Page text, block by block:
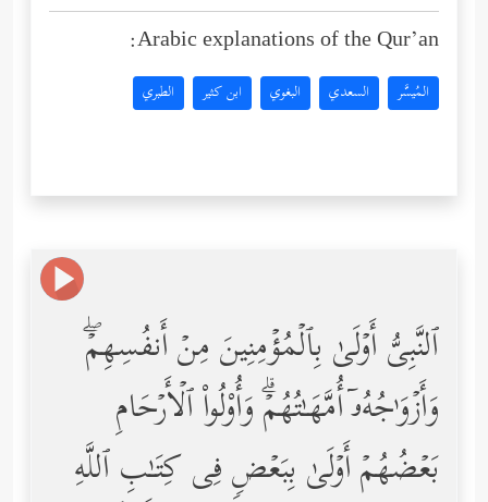
Arabic explanations of the Qur’an:
المُيسَّر السعدي البغوي ابن كثير الطبري
ٱلنَّبِیُّ أَوۡلَىٰ بِٱلۡمُؤۡمِنِینَ مِنۡ أَنفُسِهِمۡۖ
وَأَزۡوَ ٰ⁠جُهُۥۤ أُمَّهَـٰتُهُمۡۗ وَأُوْلُواْ ٱلۡأَرۡحَامِ
بَعۡضُهُمۡ أَوۡلَىٰ بِبَعۡضࣲ فِی كِتَـٰبِ ٱللَّهِ